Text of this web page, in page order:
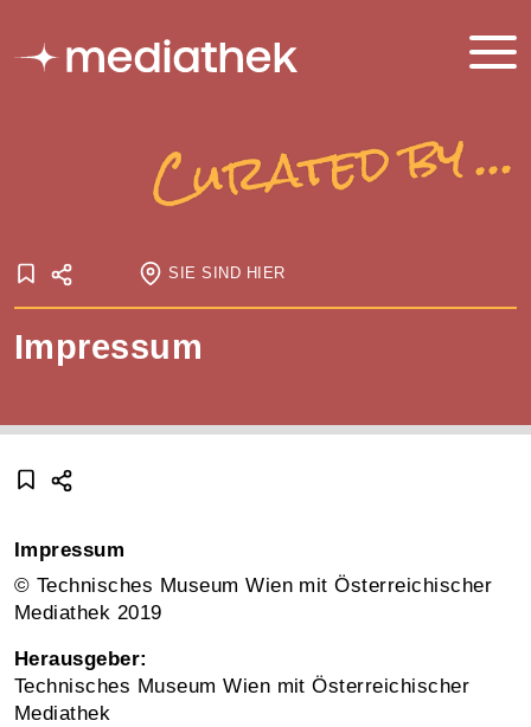
SIE SIND HIER
Startseite
Onlineausstellungen
Meine Mediathek - Curated by
Impressum
Impressum
© Technisches Museum Wien mit Österreichischer
Mediathek 2019
Herausgeber:
Technisches Museum Wien mit Österreichischer
Mediathek